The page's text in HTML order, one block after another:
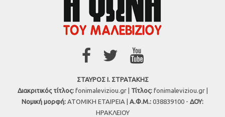
ΣΤΑΥΡΟΣ Ι. ΣΤΡΑΤΑΚΗΣ
Διακριτικός τίτλος:fonimaleviziou.gr | Τίτλος:fonimaleviziou.gr |
Νομική μορφή: ΑΤΟΜΙΚΗ ΕΤΑΙΡΕΙΑ | Α.Φ.Μ.: 038839100 - ΔΟΥ:
ΗΡΑΚΛΕΙΟΥ